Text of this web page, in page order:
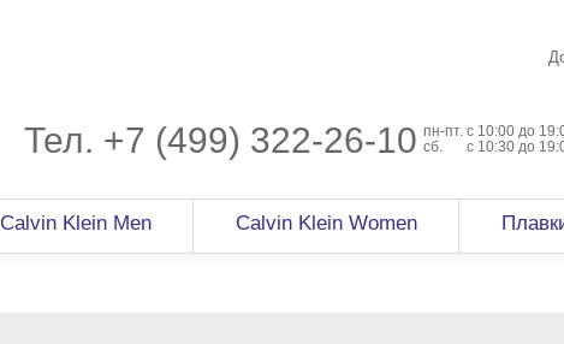
Тел. +7 (499) 322-26-10 пн-пт. c 10:00 до
сб.
с 10:30 до
Calvin Klein Men Calvin Klein Women